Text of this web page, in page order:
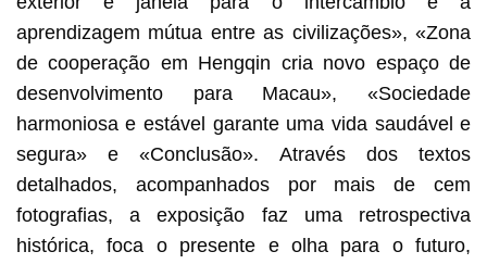
aprendizagem mútua entre as civilizações», «Zona
de cooperação em Hengqin cria novo espaço de
desenvolvimento para Macau», «Sociedade
harmoniosa e estável garante uma vida saudável e
segura» e «Conclusão». Através dos textos
detalhados, acompanhados por mais de cem
fotografias, a exposição faz uma retrospectiva
histórica, foca o presente e olha para o futuro,